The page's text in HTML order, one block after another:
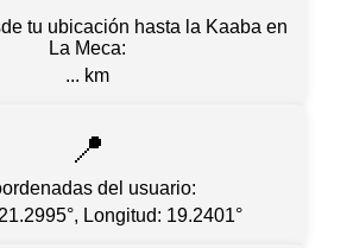
tu ubicación hasta la Kaaba en
La Meca:
... km
📍
del usuario:
°, Longitud: 19.2401°